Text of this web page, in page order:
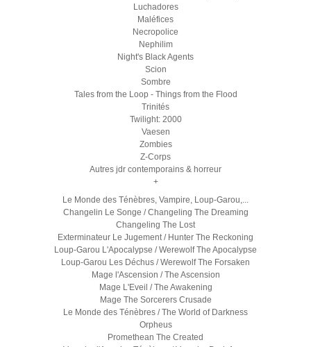
Luchadores
Maléfices
Necropolice
Nephilim
Night's Black Agents
Scion
Sombre
Tales from the Loop - Things from the Flood
Trinités
Twilight: 2000
Vaesen
Zombies
Z-Corps
Autres jdr contemporains & horreur
+
Le Monde des Ténèbres, Vampire, Loup-Garou,...
Changelin Le Songe / Changeling The Dreaming
Changeling The Lost
Exterminateur Le Jugement / Hunter The Reckoning
Loup-Garou L'Apocalypse / Werewolf The Apocalypse
Loup-Garou Les Déchus / Werewolf The Forsaken
Mage l'Ascension / The Ascension
Mage L'Eveil / The Awakening
Mage The Sorcerers Crusade
Le Monde des Ténèbres / The World of Darkness
Orpheus
Promethean The Created